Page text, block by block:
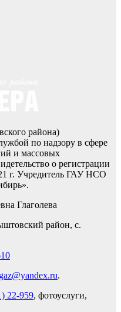
района)
по надзору в сфере
и массовых
о регистрации
г. Учредитель ГАУ НСО
Глаголева
район, с.
.
22-959, фотоуслуги,